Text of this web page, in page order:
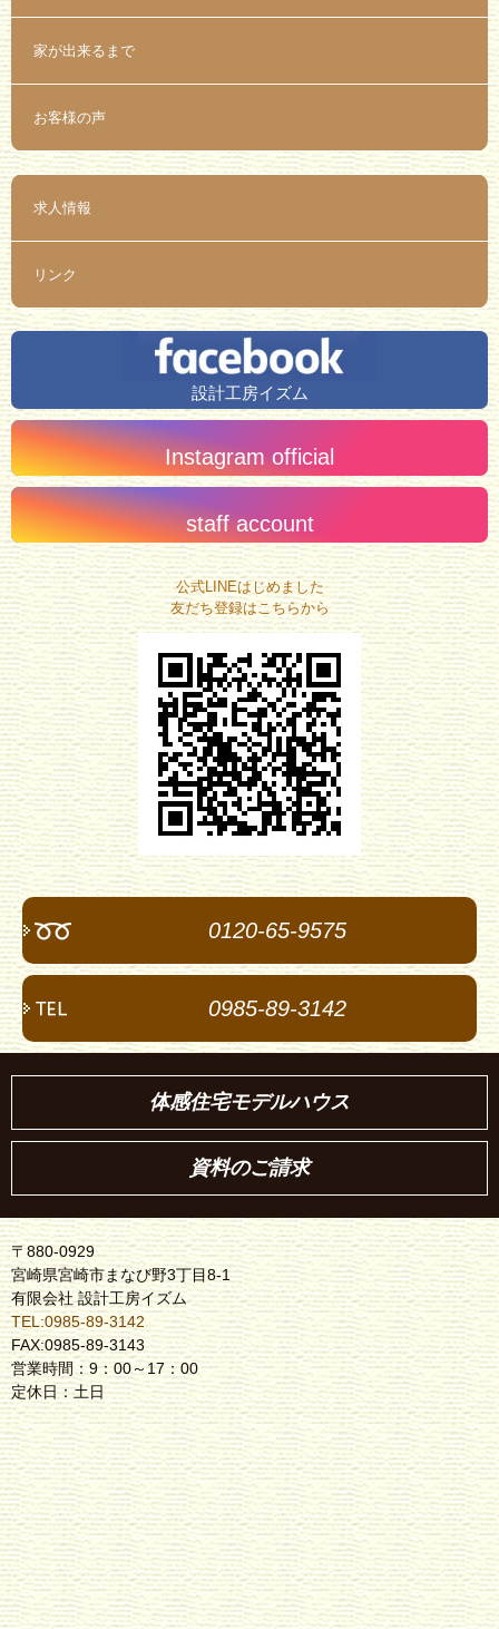
家が出来るまで
お客様の声
求人情報
リンク
設計工房イズム
Instagram official
staff account
公式LINEはじめました
友だち登録はこちらから
0120-65-9575
0985-89-3142
体感住宅モデルハウス
資料のご請求
〒880-0929
宮崎県宮崎市まなび野3丁目8-1
有限会社 設計工房イズム
TEL:0985-89-3142
FAX:0985-89-3143
営業時間：9：00～17：00
定休日：土日